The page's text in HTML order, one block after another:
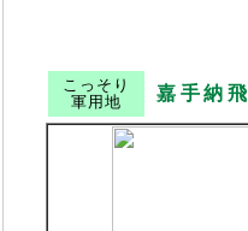
こっそり
軍用地
嘉手納